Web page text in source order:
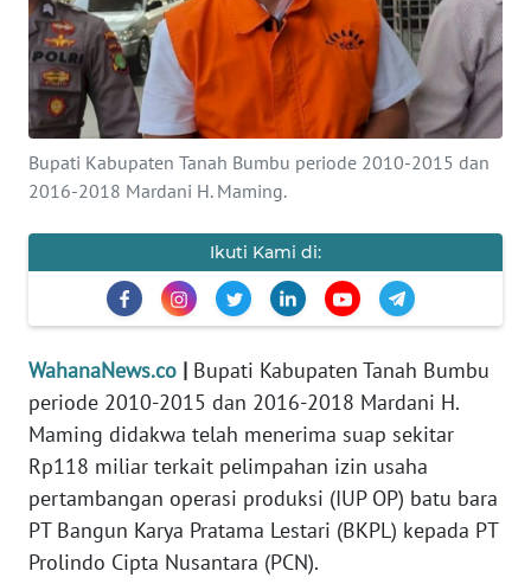
Bupati Kabupaten Tanah Bumbu periode 2010-2015 dan
2016-2018 Mardani H. Maming.
Ikuti Kami di:
WahanaNews.co | Bupati Kabupaten Tanah Bumbu
periode 2010-2015 dan 2016-2018 Mardani H.
Maming didakwa telah menerima suap sekitar
Rp118 miliar terkait pelimpahan izin usaha
pertambangan operasi produksi (IUP OP) batu bara
PT Bangun Karya Pratama Lestari (BKPL) kepada PT
Prolindo Cipta Nusantara (PCN).
SERBA-SERBI
PENDIDIKAN
OLAHRAGA
EDITORIAL
Informasi
INDEKS
BERITA
KONTAK